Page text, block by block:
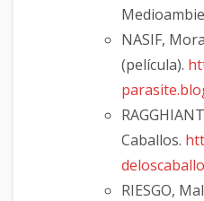
NASIF,
(película).
Caballos.
RIESGO,